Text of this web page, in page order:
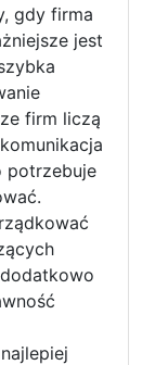
gdy firma
jest
firm liczą
potrzebuje